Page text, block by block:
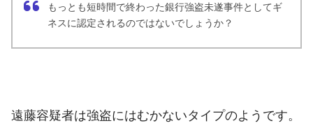
もっとも短時間で終わった銀行強盗未遂事件としてギ
ネスに認定されるのではないでしょうか？
遠藤容疑者は強盗にはむかないタイプのようです。